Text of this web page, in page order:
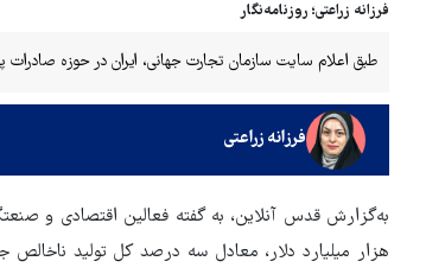
فرزانه زراعتی؛ روزنامه‌نگار
طبق اعلام سایت سازمان تجارت جهانی، ایران در حوزه صادرات پوشاک سهمی کمتر از
فرزانه زراعتی
به‌گزارش قدس آنلاین، به گفته فعالین اقتصادی و
هزار میلیارد دلار، معادل سه درصد کل تولید